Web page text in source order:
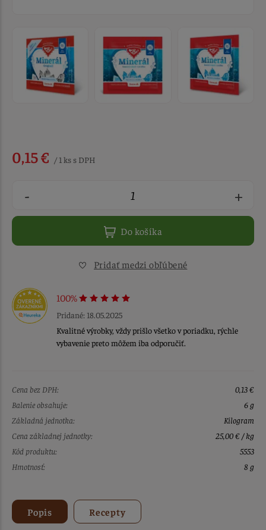
0,15 € / 1 ks s DPH
- +
Do košíka
Pridať medzi obľúbené
100%
Pridané: 18.05.2025
Kvalitné výrobky, vždy prišlo všetko v poriadku, rýchle
vybavenie preto môžem iba odporučiť.
Cena bez DPH:
0,13 €
Balenie obsahuje:
6 g
Základná jednotka:
Kilogram
Cena základnej jednotky:
25,00 € / kg
Kód produktu:
5553
Hmotnosť:
8 g
Popis Recepty